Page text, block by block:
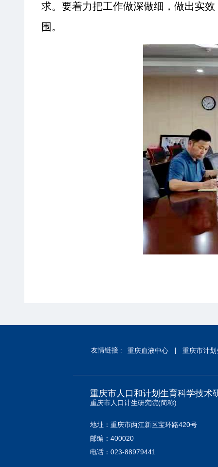
求。 要着力把工作做深做细，做出实效
围 。
友情链接 : 重庆血液中心 重庆市计
重庆市人口和计划生育科学技术
重庆市人口计生研究院(简称)
地址：重庆市两江新区宝环路420号
邮编：400020
电话：023-88979441